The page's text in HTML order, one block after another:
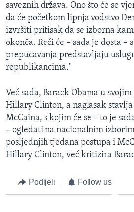
saveznih država. Ono što će se
da će početkom lipnja vodstvo
izvršiti pritisak da se izborna
okonča. Reći će – sada je dosta –
prepucavanja predstavljaju
republikancima."
Već sada, Barack Obama u
Hillary Clinton, a naglasak
McCaina, s kojim će se – to je
– ogledati na nacionalnim
posljednjih tjedana postupa i
Hillary Clinton, već kritizira
Podijeli Follow us